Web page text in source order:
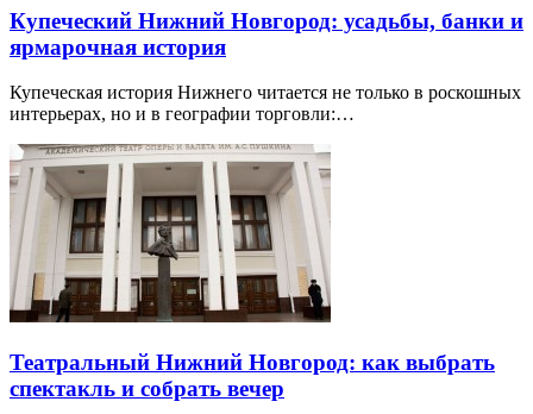
Купеческий Нижний Новгород: усадьбы, банки и
ярмарочная история
Купеческая история Нижнего читается не только в роскошных
интерьерах, но и в географии торговли:…
Театральный Нижний Новгород: как выбрать
спектакль и собрать вечер